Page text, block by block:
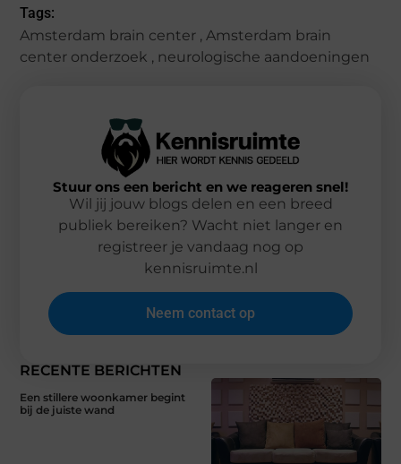
Tags:
Amsterdam brain center ,Amsterdam brain
center onderzoek , neurologische aandoeningen
RECENTE BERICHTEN
Een stillere woonkamer begint
bij de juiste wand
Stuur ons een bericht en we reageren snel!
Wil jij jouw blogs delen en een breed
publiek bereiken? Wacht niet langer en
registreer je vandaag nog op
kennisruimte.nl
Neem contact op